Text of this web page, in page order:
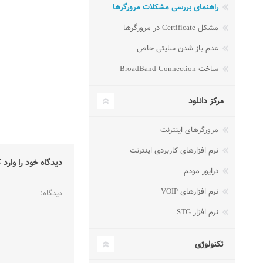
دیدگاه خود را وارد
دیدگاه:
راهنمای بررسی مشکلات مرورگرها
مشکل Certificate در مرورگرها
عدم باز شدن سایتی خاص
ساخت BroadBand Connection
مرکز دانلود
مرورگرهای اینترنت
نرم افزارهای کاربردی اینترنت
درایور مودم
نرم افزارهای VOIP
نرم افزار STG
تکنولوژی